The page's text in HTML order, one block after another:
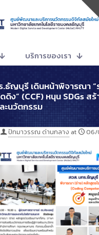
บริการของเรา
.ธัญบุรี เดินหน้าพิจารณา “
ดิง” (CCF) หนุน SDGs ส
ะนวัตกรรม
ปัทมาวรรณ ด่านกลาง at 06/